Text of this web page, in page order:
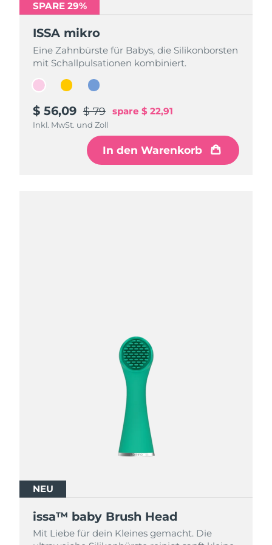
SPARE 29%
ISSA mikro
Eine Zahnbürste für Babys, die Silikonborsten
mit Schallpulsationen kombiniert.
$ 56,09 $ 79 spare $ 22,91
Inkl. MwSt. und Zoll
In den Warenkorb
SPARE 29%
ISSA mikro
Eine Zahnbürste für Babys, die Silikonborsten
mit Schallpulsationen kombiniert.
$ 56,09 $ 79 spare $ 22,91
Inkl. MwSt. und Zoll
In den Warenkorb
SPARE 29%
ISSA mikro
Eine Zahnbürste für Babys, die Silikonborsten
mit Schallpulsationen kombiniert.
$ 56,09 $ 79 spare $ 22,91
Inkl. MwSt. und Zoll
In den Warenkorb
NEU
issa™ baby Brush Head
Mit Liebe für dein Kleines gemacht. Die
NEU
issa™ baby Brush Head
Mit Liebe für dein Kleines gemacht. Die
NEU
issa™ baby Brush Head
Mit Liebe für dein Kleines gemacht. Die